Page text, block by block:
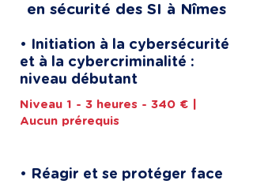
en sécurité des SI à Nîmes
• Initiation à la cybersécurité
et à la cybercriminalité :
niveau débutant
Niveau 1 - 3 heures - 340 € |
Aucun prérequis
• Réagir et se protéger face